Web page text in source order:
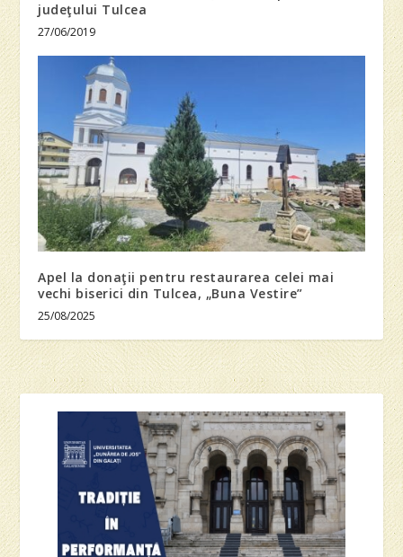
judeţului Tulcea
27/06/2019
Apel la donaţii pentru restaurarea celei mai
vechi biserici din Tulcea, „Buna Vestire”
25/08/2025